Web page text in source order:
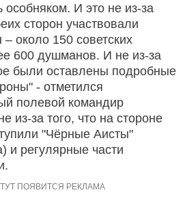
особняком. И это не из-за
сторон участвовали
около 150 советских
600 душманов. И не из-за
были оставлены подробные
- отметился
полевой командир
из-за того, что на стороне
"Чёрные Аисты"
и регулярные части